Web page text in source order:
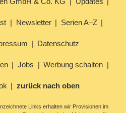
Newsletter Serien A–Z
Datenschutz
Jobs Werbung schalten
zurück nach oben
Links erhalten wir Provisionen im